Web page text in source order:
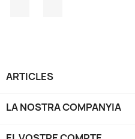
ARTICLES
LA NOSTRA COMPANYIA